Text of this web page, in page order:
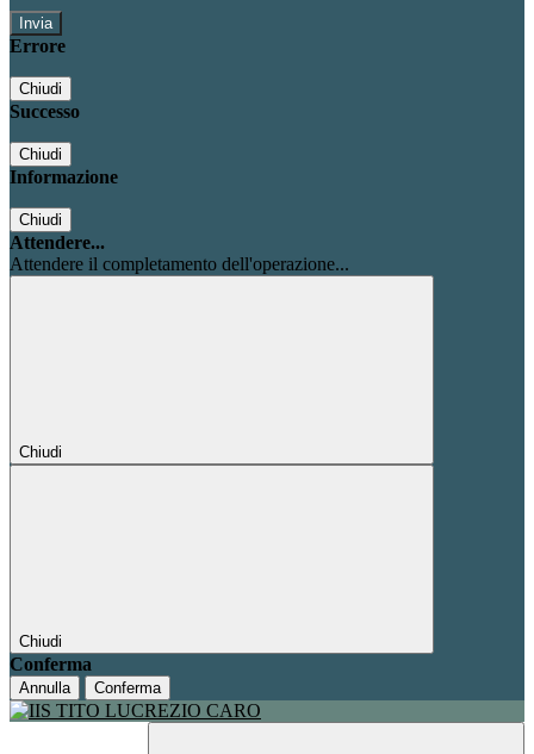
Errore
Chiudi
Successo
Chiudi
Informazione
Chiudi
Attendere...
Attendere il completamento dell'operazione...
Chiudi
Chiudi
Conferma
Annulla Conferma